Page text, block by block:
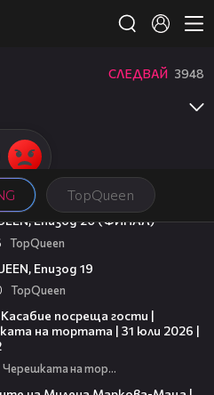
TopQuеen
СЛЕДВАЙ 3948
Епизод 20 (ФИНАЛ)
TopQuеen
Епизод 19
TopQuеen
посреща гости |
на тортата | 31 юли 2026 |
Черешката на тортата